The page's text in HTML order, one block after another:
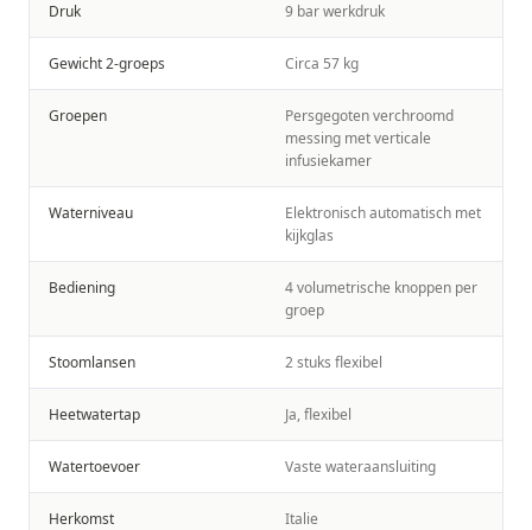
Druk 9 bar werkdruk
Gewicht 2-groeps Circa 57 kg
Groepen
Persgegoten verchroomd
messing met verticale
infusiekamer
Waterniveau
Elektronisch automatisch met
kijkglas
Bediening
4 volumetrische knoppen per
groep
Stoomlansen 2 stuks flexibel
Heetwatertap Ja, flexibel
Watertoevoer Vaste wateraansluiting
Herkomst Italie